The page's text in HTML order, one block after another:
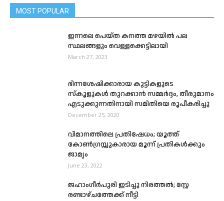
MOST POPULAR
ഇന്നലെ പെയ്ത കനത്ത മഴയിൽ പല
സ്ഥലങ്ങളും വെള്ളക്കെട്ടിലായി
March 27, 2023
ഭിന്നശേഷിക്കാരായ കുട്ടികളുടെ
സ്കൂളുകൾ തുറക്കാൻ സമ്മർദ്ദം, തീരുമാനം
എടുക്കുന്നതിനായി സമിതിയെ രൂപീകരിച്ചു
December 25, 2020
വിമാനത്തിലെ പ്രതിഷേധം; യൂത്ത്
കോൺഗ്രസ്സുകാരായ മൂന്ന് പ്രതികള്‍ക്കും
ജാമ്യം
June 23, 2022
ജഹാംഗീര്‍പുരി ഇടിച്ചു നിരത്തല്‍; സ്റ്റേ
രണ്ടാഴ്ചത്തേക്ക് നീട്ടി